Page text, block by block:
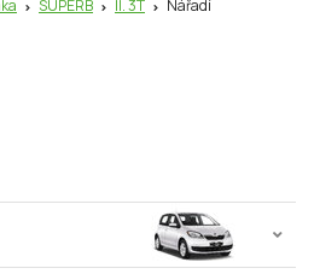
SUPERB II. 3T Nářadí